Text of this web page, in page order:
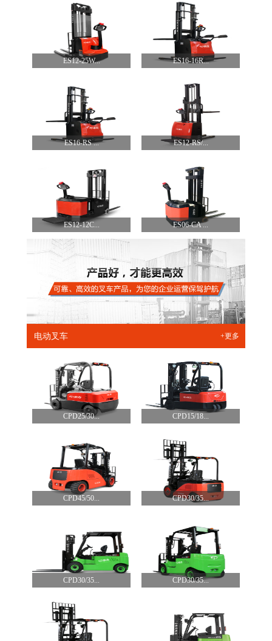
ES12-25W... ES16-16R...
ES16-RS ... ES12-RS/...
ES12-12C... ES06-CA ...
电动叉车 +更多
CPD25/30... CPD15/18...
CPD45/50... CPD30/35...
CPD30/35... CPD30/35...